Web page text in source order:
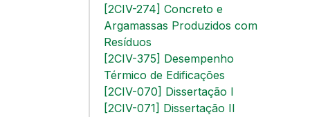
[2CIV-274] Concreto e
Argamassas Produzidos com
Resíduos
[2CIV-375] Desempenho
Térmico de Edificações
[2CIV-070] Dissertação I
[2CIV-071] Dissertação II